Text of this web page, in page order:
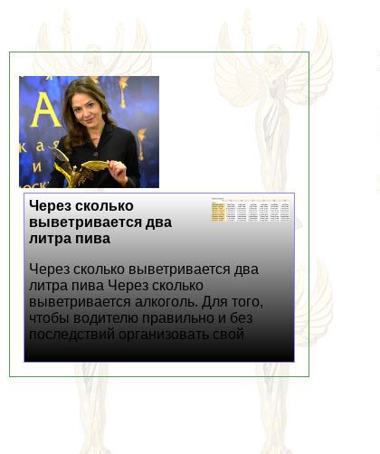
Через сколько
выветривается два
литра пива
Через сколько выветривается два
литра пива Через сколько
выветривается алкоголь. Для того,
чтобы водителю правильно и без
последствий организовать свой